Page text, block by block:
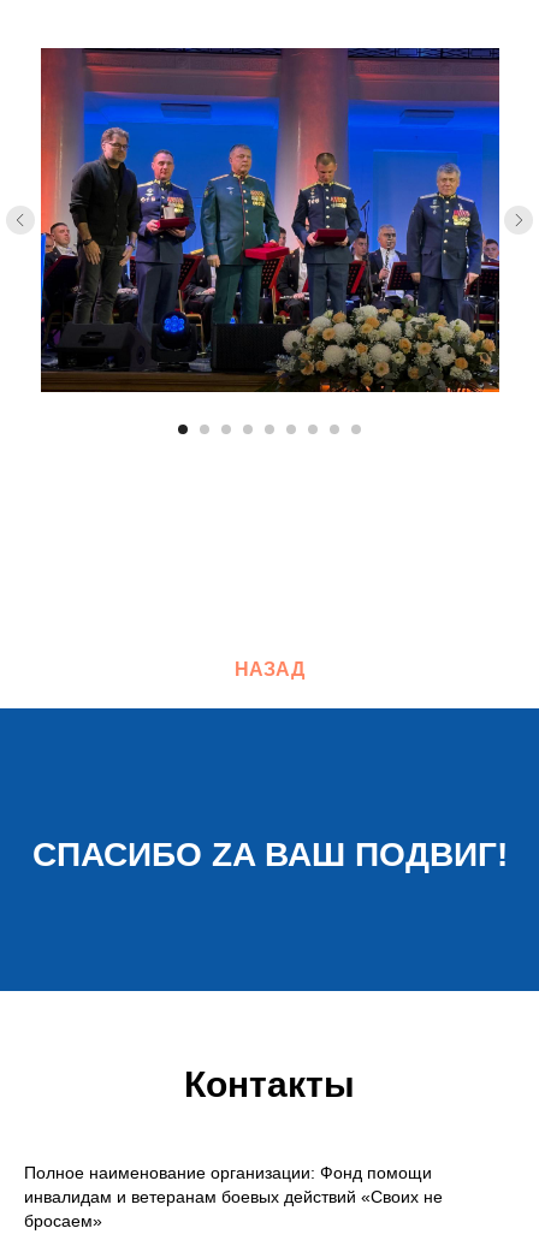
НАЗАД
СПАСИБО ZA ВАШ ПОДВИГ!
Контакты
Полное наименование организации: Фонд помощи
инвалидам и ветеранам боевых действий «Своих не
бросаем»